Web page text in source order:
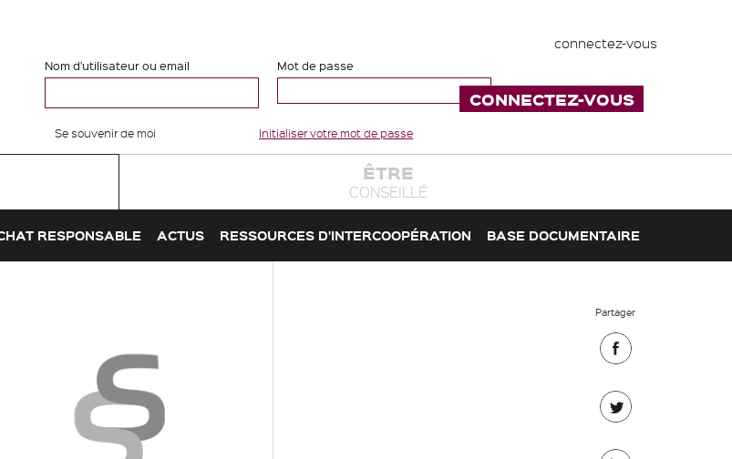
connectez-vous
Nom d'utilisateur ou email Mot de passe
Se souvenir de moi Initialiser votre mot de passe
ÊTRE
CONSEILLÉ
RESPONSABLE ACTUS RESSOURCES D'INTERCOOPÉRATION BASE DOCUMENTAIRE
Partager
sur
Facebook
sur